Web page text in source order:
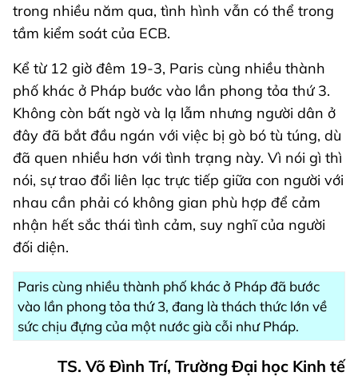
trong nhiều năm qua, tình hình vẫn có thể trong
tầm kiểm soát của ECB.
Kể từ 12 giờ đêm 19-3, Paris cùng nhiều thành
phố khác ở Pháp bước vào lần phong tỏa thứ 3.
Không còn bất ngờ và lạ lẫm nhưng người dân ở
đây đã bắt đầu ngán với việc bị gò bó tù túng, dù
đã quen nhiều hơn với tình trạng này. Vì nói gì thì
nói, sự trao đổi liên lạc trực tiếp giữa con người với
nhau cần phải có không gian phù hợp để cảm
nhận hết sắc thái tình cảm, suy nghĩ của người
đối diện.
Paris cùng nhiều thành phố khác ở Pháp đã bước
vào lần phong tỏa thứ 3, đang là thách thức lớn về
sức chịu đựng của một nước già cỗi như Pháp.
TS. Võ Đình Trí, Trường Đại học Kinh tế